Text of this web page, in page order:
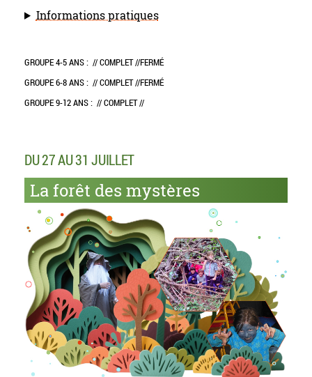
Informations pratiques
GROUPE 4-5 ANS : // COMPLET //FERMÉ
GROUPE 6-8 ANS : // COMPLET //FERMÉ
GROUPE 9-12 ANS : // COMPLET //
DU 27 AU 31 JUILLET
La forêt des mystères